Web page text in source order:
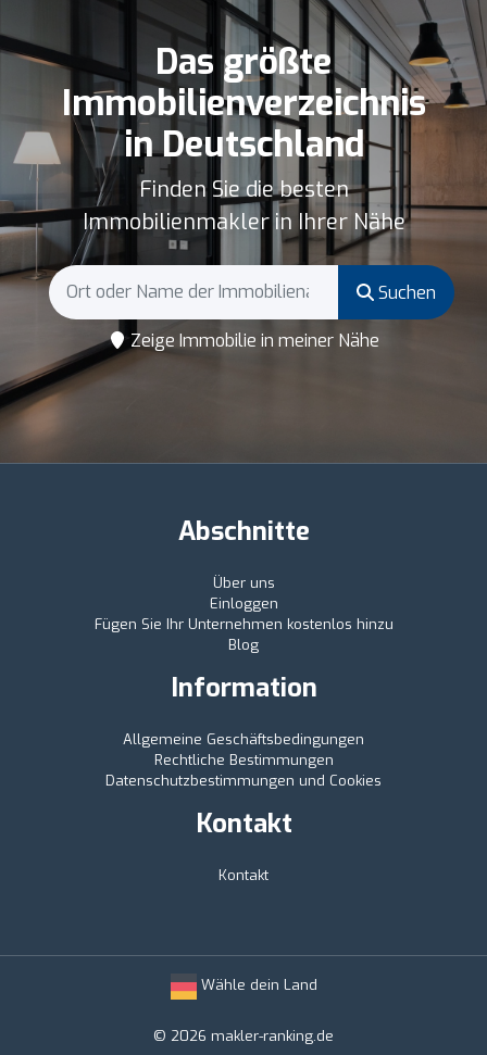
Das größte
Immobilienverzeichnis
in Deutschland
Finden Sie die besten
Immobilienmakler in Ihrer Nähe
Suchen
Zeige Immobilie in meiner Nähe
Abschnitte
Über uns
Einloggen
Fügen Sie Ihr Unternehmen kostenlos hinzu
Blog
Information
Allgemeine Geschäftsbedingungen
Rechtliche Bestimmungen
Datenschutzbestimmungen und Cookies
Kontakt
Kontakt
Wähle dein Land
© 2026 makler-ranking.de